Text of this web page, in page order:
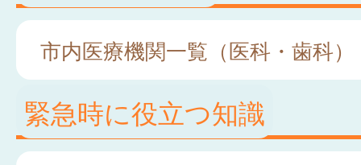
市内医療機関一覧（医科・歯科）
緊急時に役立つ知識